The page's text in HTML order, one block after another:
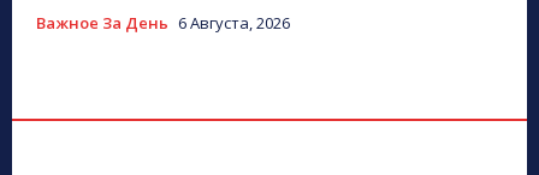
Важное За День 6 Августа, 2026